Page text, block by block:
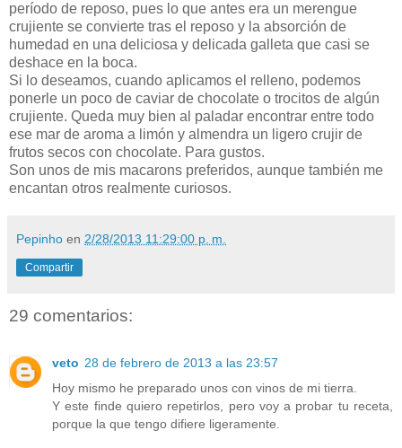
período de reposo, pues lo que antes era un merengue
crujiente se convierte tras el reposo y la absorción de
humedad en una deliciosa y delicada galleta que casi se
deshace en la boca.
Si lo deseamos, cuando aplicamos el relleno, podemos
ponerle un poco de caviar de chocolate o trocitos de algún
crujiente. Queda muy bien al paladar encontrar entre todo
ese mar de aroma a limón y almendra un ligero crujir de
frutos secos con chocolate. Para gustos.
Son unos de mis macarons preferidos, aunque también me
encantan otros realmente curiosos.
Pepinho en 2/28/2013 11:29:00 p. m.
Compartir
29 comentarios:
veto 28 de febrero de 2013 a las 23:57
Hoy mismo he preparado unos con vinos de mi tierra.
Y este finde quiero repetirlos, pero voy a probar tu receta,
porque la que tengo difiere ligeramente.